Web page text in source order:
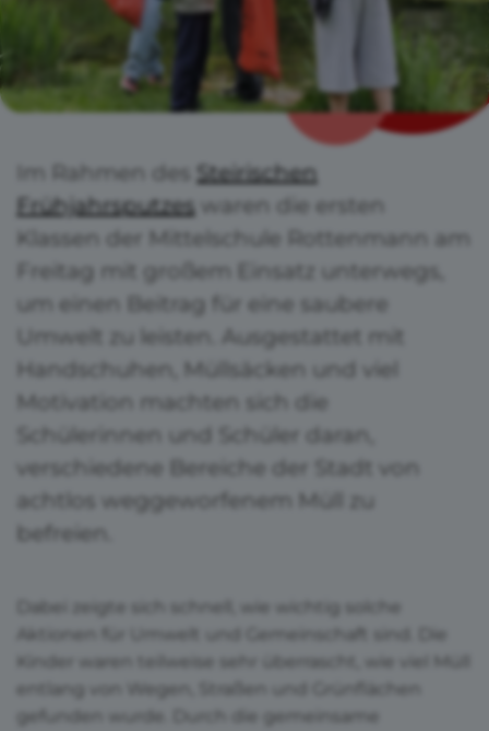
Im Rahmen des Steirischen
Frühjahrsputzes waren die ersten
Klassen der Mittelschule Rottenmann am
Freitag mit großem Einsatz unterwegs,
um einen Beitrag für eine saubere
Umwelt zu leisten. Ausgestattet mit
Handschuhen, Müllsäcken und viel
Motivation machten sich die
Schülerinnen und Schüler daran,
verschiedene Bereiche der Stadt von
achtlos weggeworfenem Müll zu
befreien.
Dabei zeigte sich schnell, wie wichtig solche
Aktionen für Umwelt und Gemeinschaft sind. Die
Kinder waren teilweise sehr überrascht, wie viel Müll
entlang von Wegen, Straßen und Grünflächen
gefunden wurde. Durch die gemeinsame